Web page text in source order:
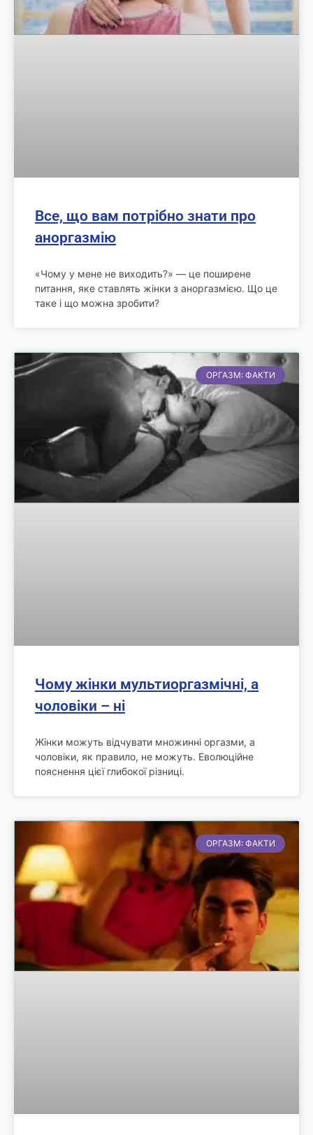
Все, що вам потрібно знати про
аноргазмію
«Чому у мене не виходить?» — це поширене
питання, яке ставлять жінки з аноргазмією. Що це
таке і що можна зробити?
ОРГАЗМ: ФАКТИ
Чому жінки мультиоргазмічні, а
чоловіки – ні
Жінки можуть відчувати множинні оргазми, а
чоловіки, як правило, не можуть. Еволюційне
пояснення цієї глибокої різниці.
ОРГАЗМ: ФАКТИ